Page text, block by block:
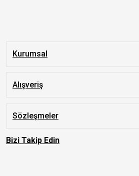
Kurumsal
Alışveriş
Sözleşmeler
Bizi Takip Edin